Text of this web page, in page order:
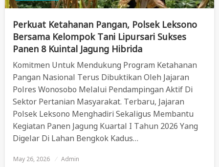
Perkuat Ketahanan Pangan, Polsek Leksono
Bersama Kelompok Tani Lipursari Sukses
Panen 8 Kuintal Jagung Hibrida
Komitmen Untuk Mendukung Program Ketahanan
Pangan Nasional Terus Dibuktikan Oleh Jajaran
Polres Wonosobo Melalui Pendampingan Aktif Di
Sektor Pertanian Masyarakat. Terbaru, Jajaran
Polsek Leksono Menghadiri Sekaligus Membantu
Kegiatan Panen Jagung Kuartal I Tahun 2026 Yang
Digelar Di Lahan Bengkok Kadus…
Posted
On
May 26, 2026 Admin